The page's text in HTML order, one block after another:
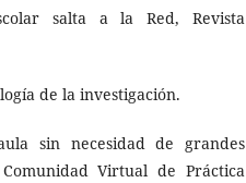
salta a la Red, Revista
de la investigación.
sin necesidad de grandes
Virtual de Práctica